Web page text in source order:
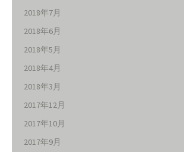
2018年7月
2018年6月
2018年5月
2018年4月
2018年3月
2017年12月
2017年10月
2017年9月